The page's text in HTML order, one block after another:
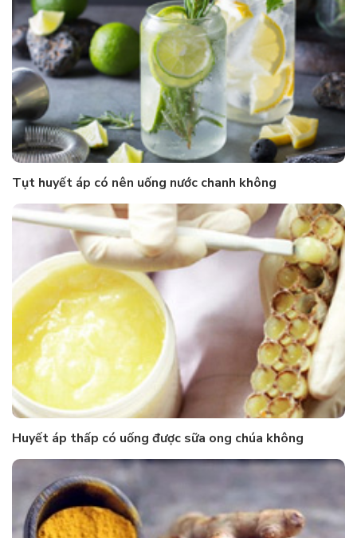
Tụt huyết áp có nên uống nước chanh không
Huyết áp thấp có uống được sữa ong chúa không